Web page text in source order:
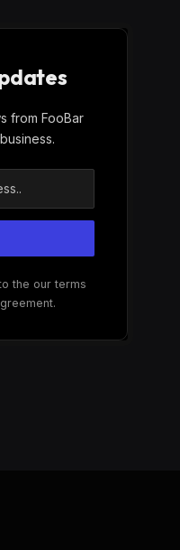
from FooBar
the our terms